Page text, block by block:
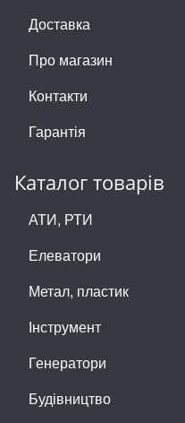
Доставка
Про магазин
Контакти
Гарантія
Каталог товарів
АТИ, РТИ
Елеватори
Метал, пластик
Інструмент
Генератори
Будівництво